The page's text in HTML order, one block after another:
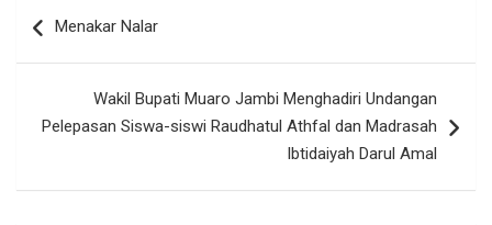
posMenakar Nalar
Wakil Bupati Muaro Jambi Menghadiri Undangan
Pelepasan Siswa-siswi Raudhatul Athfal dan Madrasah
Ibtidaiyah Darul Amal